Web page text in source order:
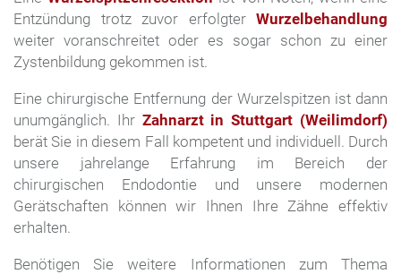
Entzündung trotz zuvor erfolgter Wurzelbehandlung
weiter voranschreitet oder es sogar schon zu einer
Zystenbildung gekommen ist.
Eine chirurgische Entfernung der Wurzelspitzen ist dann
unumgänglich. Ihr Zahnarzt in Stuttgart (Weilimdorf)
berät Sie in diesem Fall kompetent und individuell. Durch
unsere jahrelange Erfahrung im Bereich der
chirurgischen Endodontie und unsere modernen
Gerätschaften können wir Ihnen Ihre Zähne effektiv
erhalten.
Benötigen Sie weitere Informationen zum Thema